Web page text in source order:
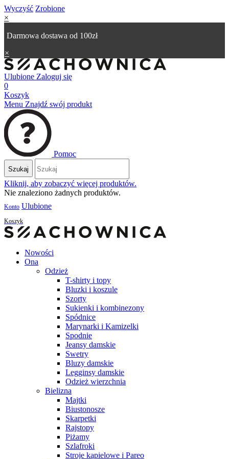
Wyczyść Zrobione
×
Darmowa dostawa od 100zł
×
Ulubione Zaloguj się
0
Koszyk
Menu Znajdź swój produkt
Pomoc
Szukaj
Kliknij, aby zobaczyć więcej produktów.
Nie znaleziono żadnych produktów.
Konto Ulubione
Koszyk
Nowości
Ona
Odzież
T-shirty i topy
Bluzki i koszule
Szorty
Sukienki i kombinezony
Spódnice
Marynarki i Kamizelki
Spodnie
Jeansy damskie
Swetry
Bluzy damskie
Legginsy damskie
Odzież wierzchnia
Bielizna
Majtki
Biustonosze
Skarpetki
Rajstopy
Piżamy
Szlafroki
Stroje kąpielowe i Pareo